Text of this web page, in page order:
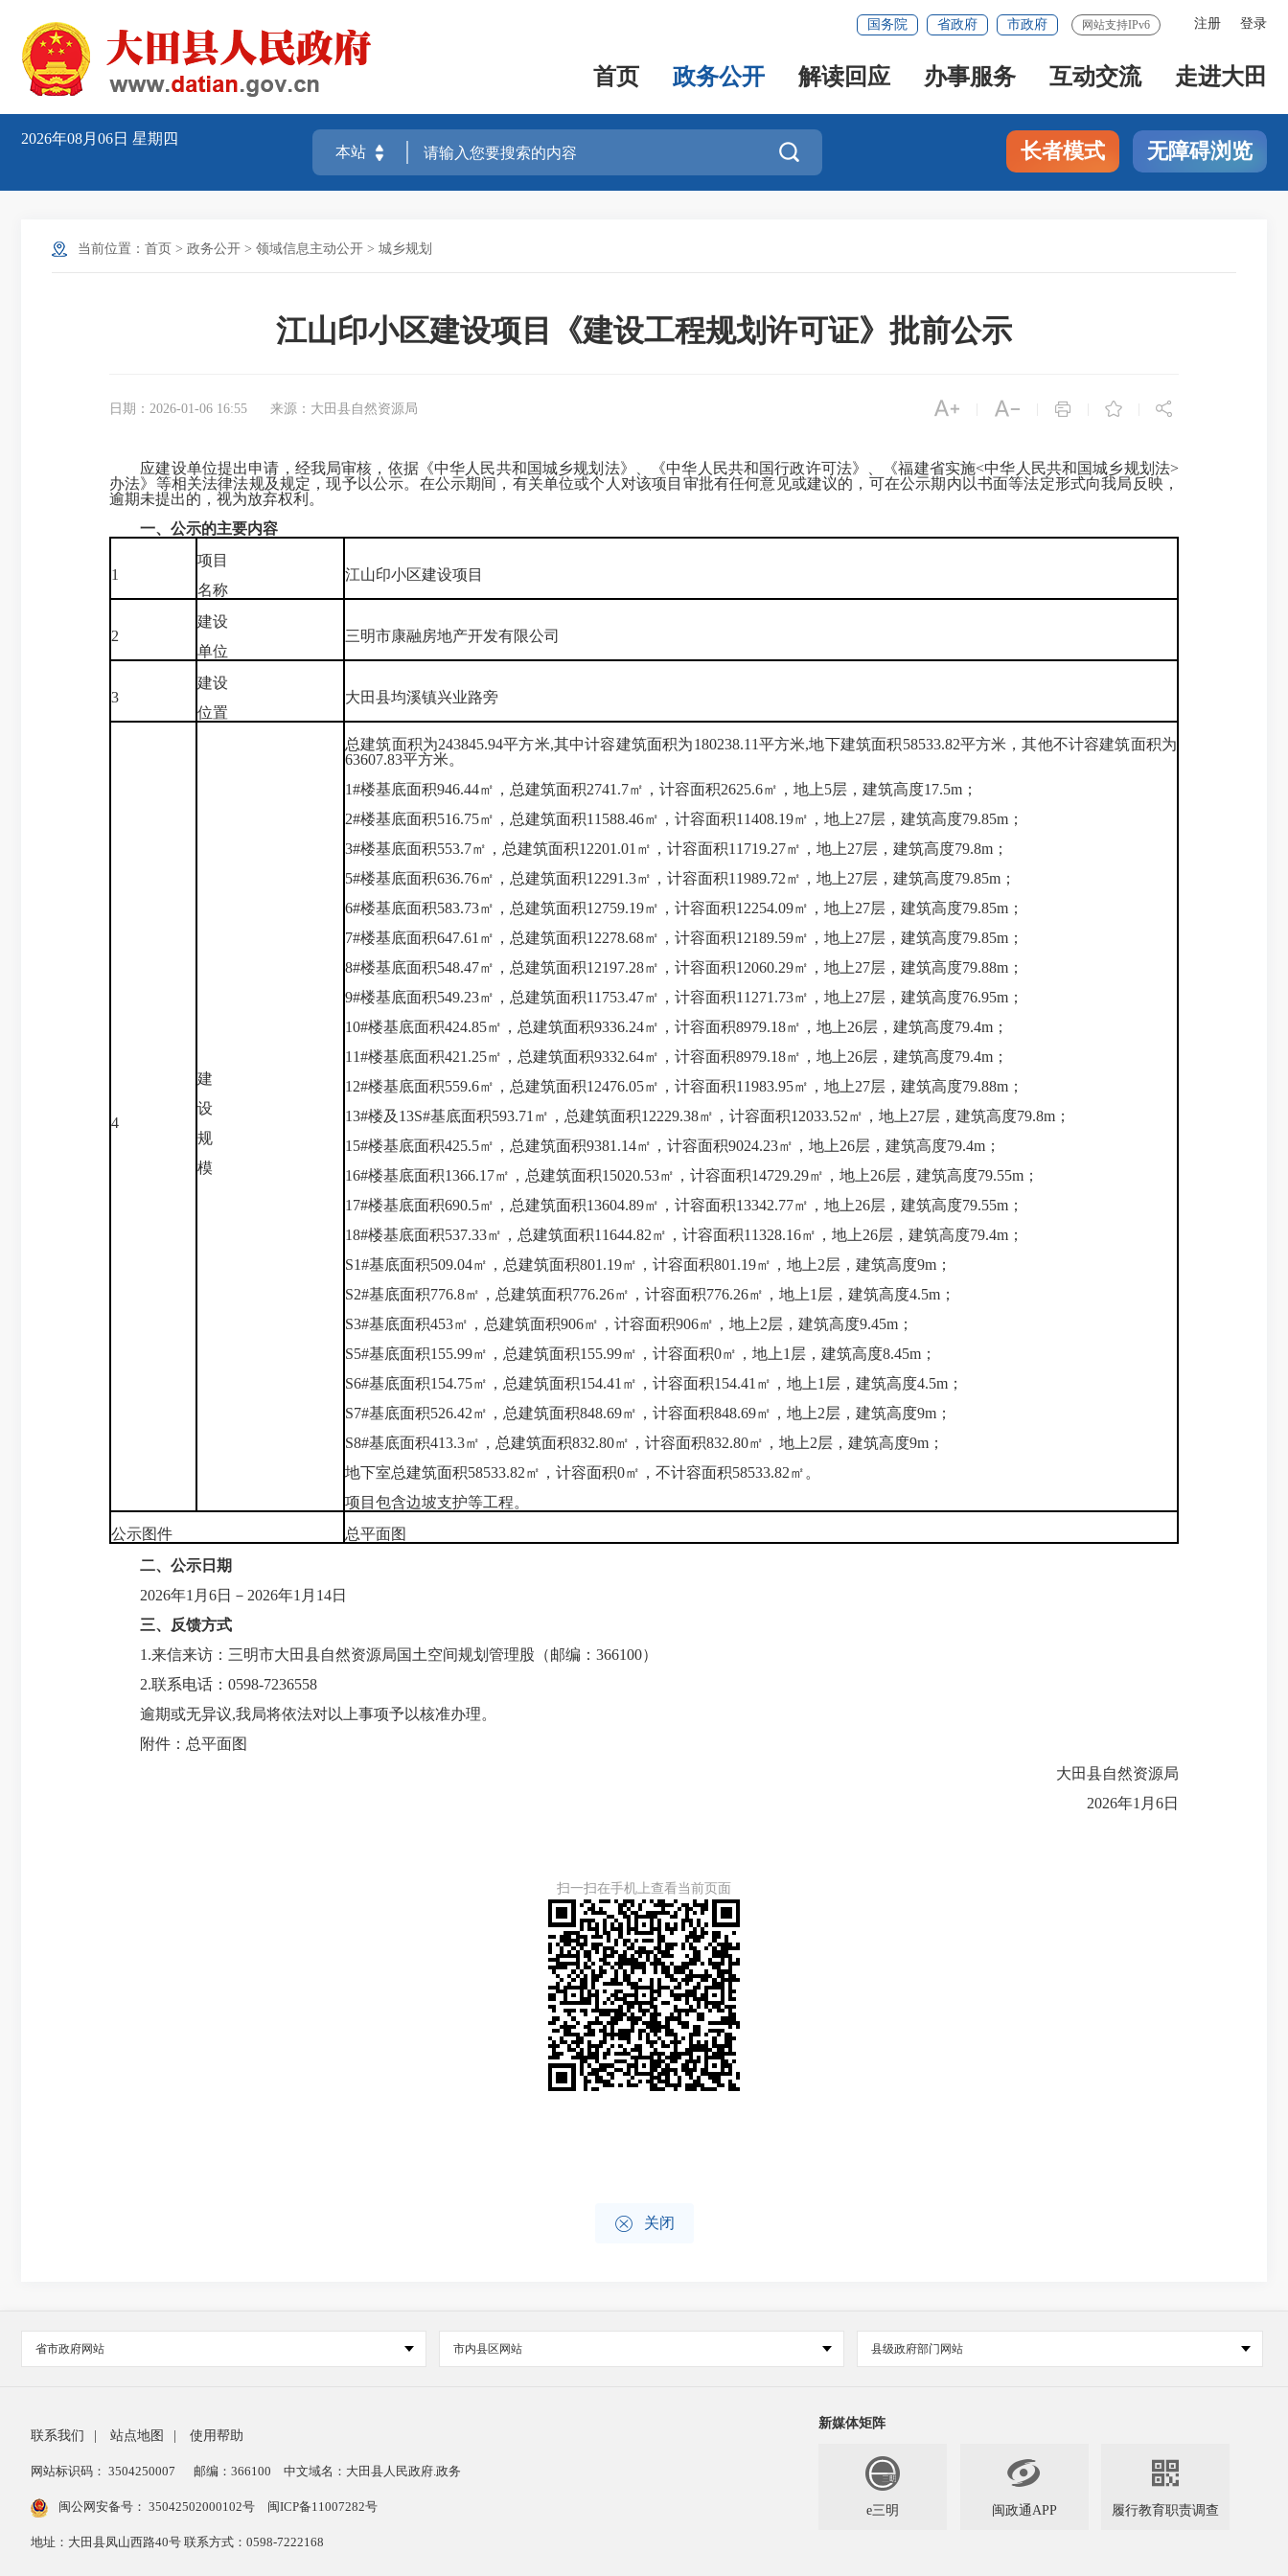
注册 登录
国务院 省政府 市政府 网站支持IPv6
首页 政务公开 解读回应 办事服务 互动交流 走进大田
2026年08月06日 星期四
 长者模式 无障碍浏览
当前位置： 首页 > 政务公开 > 领域信息主动公开 > 城乡规划
江山印小区建设项目《建设工程规划许可证》批前公示
日期：2026-01-06 16:55 来源：大田县自然资源局     
应建设单位提出申请，经我局审核，依据《中华人民共和国城乡规划法》、《中华人民共和国行政许可法》、《福建省实施<中华人民共和国城乡规划法>
办法》等相关法律法规及规定，现予以公示。在公示期间，有关单位或个人对该项目审批有任何意见或建议的，可在公示期内以书面等法定形式向我局反映，
逾期未提出的，视为放弃权利。
一、公示的主要内容
1
项目
名称
江山印小区建设项目
2
建设
单位
三明市康融房地产开发有限公司
3
建设
位置
大田县均溪镇兴业路旁
4
建
设
规
模
总建筑面积为243845.94平方米,其中计容建筑面积为180238.11平方米,地下建筑面积58533.82平方米，其他不计容建筑面积为
63607.83平方米。
1#楼基底面积946.44㎡，总建筑面积2741.7㎡，计容面积2625.6㎡，地上5层，建筑高度17.5m；
2#楼基底面积516.75㎡，总建筑面积11588.46㎡，计容面积11408.19㎡，地上27层，建筑高度79.85m；
3#楼基底面积553.7㎡，总建筑面积12201.01㎡，计容面积11719.27㎡，地上27层，建筑高度79.8m；
5#楼基底面积636.76㎡，总建筑面积12291.3㎡，计容面积11989.72㎡，地上27层，建筑高度79.85m；
6#楼基底面积583.73㎡，总建筑面积12759.19㎡，计容面积12254.09㎡，地上27层，建筑高度79.85m；
7#楼基底面积647.61㎡，总建筑面积12278.68㎡，计容面积12189.59㎡，地上27层，建筑高度79.85m；
8#楼基底面积548.47㎡，总建筑面积12197.28㎡，计容面积12060.29㎡，地上27层，建筑高度79.88m；
9#楼基底面积549.23㎡，总建筑面积11753.47㎡，计容面积11271.73㎡，地上27层，建筑高度76.95m；
10#楼基底面积424.85㎡，总建筑面积9336.24㎡，计容面积8979.18㎡，地上26层，建筑高度79.4m；
11#楼基底面积421.25㎡，总建筑面积9332.64㎡，计容面积8979.18㎡，地上26层，建筑高度79.4m；
12#楼基底面积559.6㎡，总建筑面积12476.05㎡，计容面积11983.95㎡，地上27层，建筑高度79.88m；
13#楼及13S#基底面积593.71㎡，总建筑面积12229.38㎡，计容面积12033.52㎡，地上27层，建筑高度79.8m；
15#楼基底面积425.5㎡，总建筑面积9381.14㎡，计容面积9024.23㎡，地上26层，建筑高度79.4m；
16#楼基底面积1366.17㎡，总建筑面积15020.53㎡，计容面积14729.29㎡，地上26层，建筑高度79.55m；
17#楼基底面积690.5㎡，总建筑面积13604.89㎡，计容面积13342.77㎡，地上26层，建筑高度79.55m；
18#楼基底面积537.33㎡，总建筑面积11644.82㎡，计容面积11328.16㎡，地上26层，建筑高度79.4m；
S1#基底面积509.04㎡，总建筑面积801.19㎡，计容面积801.19㎡，地上2层，建筑高度9m；
S2#基底面积776.8㎡，总建筑面积776.26㎡，计容面积776.26㎡，地上1层，建筑高度4.5m；
S3#基底面积453㎡，总建筑面积906㎡，计容面积906㎡，地上2层，建筑高度9.45m；
S5#基底面积155.99㎡，总建筑面积155.99㎡，计容面积0㎡，地上1层，建筑高度8.45m；
S6#基底面积154.75㎡，总建筑面积154.41㎡，计容面积154.41㎡，地上1层，建筑高度4.5m；
S7#基底面积526.42㎡，总建筑面积848.69㎡，计容面积848.69㎡，地上2层，建筑高度9m；
S8#基底面积413.3㎡，总建筑面积832.80㎡，计容面积832.80㎡，地上2层，建筑高度9m；
地下室总建筑面积58533.82㎡，计容面积0㎡，不计容面积58533.82㎡。
项目包含边坡支护等工程。
公示图件
总平面图
二、公示日期
2026年1月6日－2026年1月14日
三、反馈方式
1.来信来访：三明市大田县自然资源局国土空间规划管理股（邮编：366100）
2.联系电话：0598-7236558
逾期或无异议,我局将依法对以上事项予以核准办理。
附件：总平面图
大田县自然资源局
2026年1月6日
扫一扫在手机上查看当前页面
 关闭
省市政府网站 市内县区网站 县级政府部门网站
联系我们 站点地图 使用帮助
网站标识码： 3504250007 邮编：366100 中文域名：大田县人民政府.政务
闽公网安备号： 35042502000102号 闽ICP备11007282号
地址：大田县凤山西路40号 联系方式：0598-7222168
新媒体矩阵
e三明

闽政通APP

履行教育职责调查